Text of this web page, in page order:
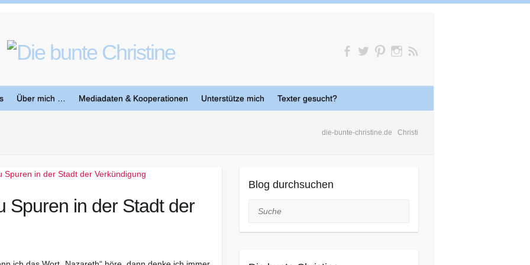
Über mich … Mediadaten & Kooperationen Unterstütze mich Texter gesucht?
die-bunte-christine.de Christi
Spuren in der Stadt der
Blog durchsuchen
Suche